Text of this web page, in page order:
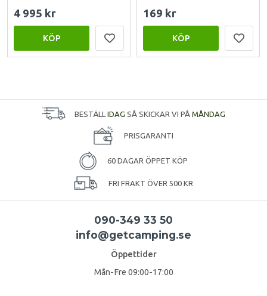
4 995 kr
KÖP
169 kr
KÖP
BESTÄLL IDAG SÅ SKICKAR VI PÅ MÅNDAG
PRISGARANTI
60 DAGAR ÖPPET KÖP
FRI FRAKT ÖVER 500 KR
090-349 33 50
info@getcamping.se
Öppettider
Mån-Fre 09:00-17:00